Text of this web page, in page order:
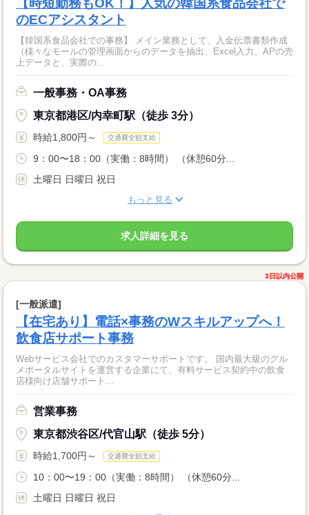
【時短勤務もOK！】人気の韓国系食品会社で
のECアシスタント
【韓国系食品会社での事務】 メイン業務として、入金伝票書類作成
（様々なモールの管理画面からのデータを抽出、Excel入力、APの売
上データと、実際の...
一般事務・OA事務
東京都港区/内幸町駅（徒歩 3分）
時給1,800円～ 交通費全額支給
9：00〜18：00（実働：8時間） （休憩60分...
土曜日 日曜日 祝日
もっと見る
求人詳細を見る
3日以内公開
[一般派遣]
【在宅あり】電話×事務のWスキルアップへ！
飲食店サポート事務
Webサービス会社でのカスタマーサポートです。 国内最大級のグル
メポータルサイトを運営する企業にて、有料サービス契約中の飲食
店様向け店舗サポート...
営業事務
東京都渋谷区/代官山駅（徒歩 5分）
時給1,700円～ 交通費全額支給
10：00〜19：00（実働：8時間） （休憩60分...
土曜日 日曜日 祝日